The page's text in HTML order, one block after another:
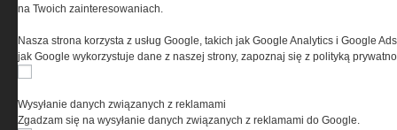
Korzystanie z witryny bez zmiany ustawień dotyczących
urządzeniu końcowym. W każdym momencie możesz
dokonać zmiany ustawień przeglądarki dotyczących
prywatnościorazinformacją o cookies
na Twoich zainteresowaniach.
Nasza strona korzysta z usług Google, takich jak Google Analytics i Google
jak Google wykorzystuje dane z naszej strony, zapoznaj się z polityką
Wysyłanie danych związanych z reklamami
Zgadzam się na wysyłanie danych związanych z reklamami do Google.